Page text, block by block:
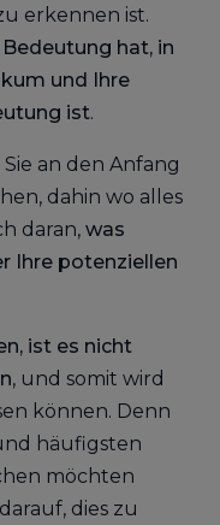
erkennen ist.
hat, in
und Ihre
ist.
an den Anfang
dahin wo alles
daran, was
Ihre potenziellen
ist es nicht
, und somit wird
können. Denn
häufigsten
möchten
dies zu